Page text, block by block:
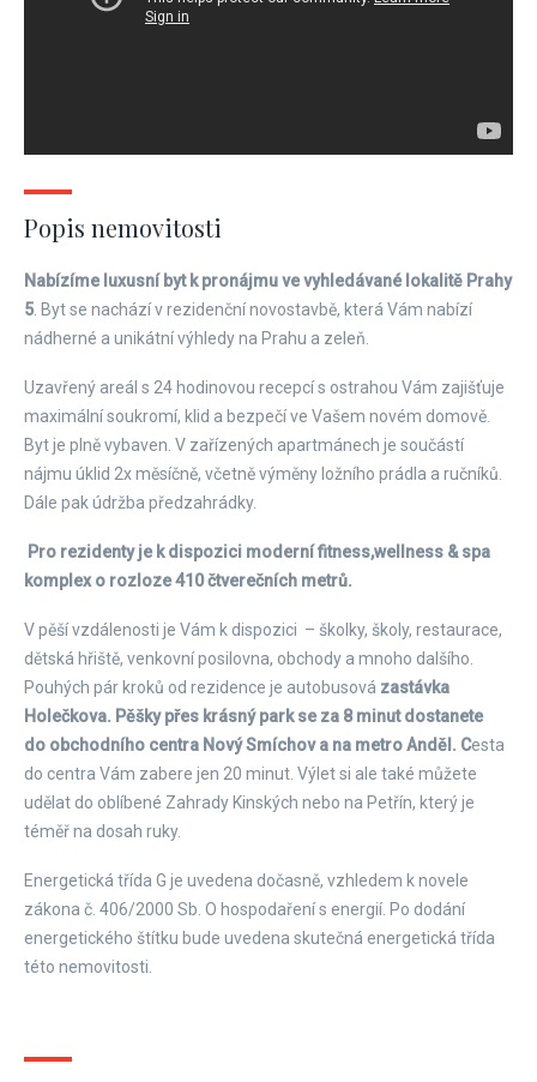
Popis nemovitosti
Nabízíme luxusní byt k pronájmu ve vyhledávané lokalitě Prahy
5 . Byt se nachází v rezidenční novostavbě, která Vám nabízí
nádherné a unikátní výhledy na Prahu a zeleň.
Uzavřený areál s 24 hodinovou recepcí s ostrahou Vám zajišťuje
maximální soukromí, klid a bezpečí ve Vašem novém domově.
Byt je plně vybaven. V zařízených apartmánech je součástí
nájmu úklid 2x měsíčně, včetně výměny ložního prádla a ručníků.
Dále pak údržba předzahrádky.
Pro rezidenty je k dispozici moderní fitness,wellness & spa
komplex o rozloze 410 čtverečních metrů.
V pěší vzdálenosti je Vám k dispozici – školky, školy, restaurace,
dětská hřiště, venkovní posilovna, obchody a mnoho dalšího.
Pouhých pár kroků od rezidence je autobusová zastávka
Holečkova. Pěšky přes krásný park se za 8 minut dostanete
do obchodního centra Nový Smíchov a na metro Anděl. Cesta
do centra Vám zabere jen 20 minut. Výlet si ale také můžete
udělat do oblíbené Zahrady Kinských nebo na Petřín, který je
téměř na dosah ruky.
Energetická třída G je uvedena dočasně, vzhledem k novele
zákona č. 406/2000 Sb. O hospodaření s energií. Po dodání
energetického štítku bude uvedena skutečná energetická třída
této nemovitosti.